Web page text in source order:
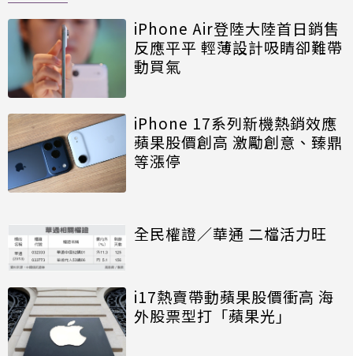
iPhone Air登陸大陸首日銷售
反應平平 輕薄設計吸睛卻難帶
動買氣
iPhone 17系列新機熱銷效應
蘋果股價創高 激勵創意、臻鼎
等漲停
全民權證／華通 二檔活力旺
i17熱賣帶動蘋果股價衝高 海
外股票型打「蘋果光」